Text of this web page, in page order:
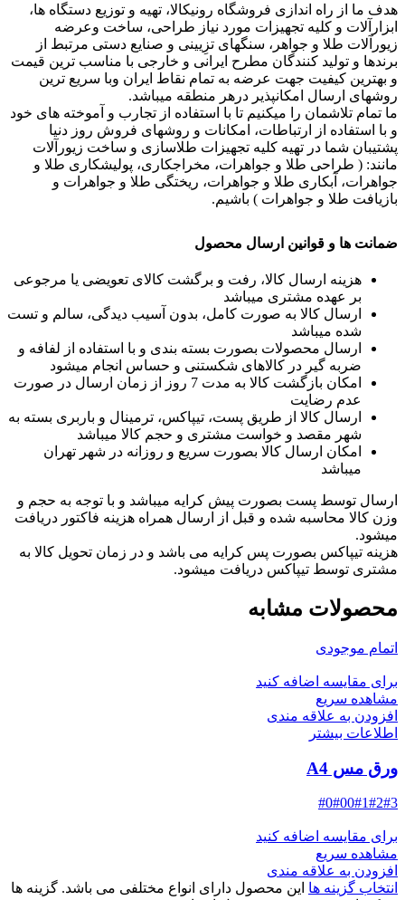
هدف ما از راه اندازی فروشگاه رونیکالا، تهیه و توزیع دستگاه ها،
ابزارآلات و کلیه تجهیزات مورد نیاز طراحی، ساخت وعرضه
زیورآلات طلا و جواهر، سنگهای تزِیینی و صنایع دستی مرتبط از
برندها و تولید کنندگان مطرح ایرانی و خارجی با مناسب ترین قیمت
و بهترین کیفیت جهت عرضه به تمام نقاط ایران وبا سریع ترین
روشهای ارسال امکانپذیر درهر منطقه میباشد.
ما تمام تلاشمان را میکنیم تا با استفاده از تجارب و آموخته های خود
و با استفاده از ارتباطات، امکانات و روشهای فروش روز دنیا
پشتیبان شما در تهیه کلیه تجهیزات طلاسازی و ساخت زیورآلات
مانند: ( طراحی طلا و جواهرات، مخراجکاری، پولیشکاری طلا و
جواهرات، آبکاری طلا و جواهرات، ریختگی طلا و جواهرات و
بازیافت طلا و جواهرات ) باشیم.
ضمانت ها و قوانین ارسال محصول
هزینه ارسال کالا، رفت و برگشت کالای تعویضی یا مرجوعی
بر عهده مشتری میباشد
ارسال کالا به صورت کامل، بدون آسیب دیدگی، سالم و تست
شده میباشد
ارسال محصولات بصورت بسته بندی و با استفاده از لفافه و
ضربه گیر در کالاهای شکستنی و حساس انجام میشود
امکان بازگشت کالا به مدت 7 روز از زمان ارسال در صورت
عدم رضایت
ارسال کالا از طریق پست، تیپاکس، ترمینال و باربری بسته به
شهر مقصد و خواست مشتری و حجم کالا میباشد
امکان ارسال کالا بصورت سریع و روزانه در شهر تهران
میباشد
ارسال توسط پست بصورت پیش کرایه میباشد و با توجه به حجم و
وزن کالا محاسبه شده و قبل از ارسال همراه هزینه فاکتور دریافت
میشود.
هزینه تیپاکس بصورت پس کرایه می باشد و در زمان تحویل کالا به
مشتری توسط تیپاکس دریافت میشود.
محصولات مشابه
اتمام موجودی
برای مقایسه اضافه کنید
مشاهده سریع
افزودن به علاقه مندی
اطلاعات بیشتر
ورق مس A4
#0#00#1#2#3
برای مقایسه اضافه کنید
مشاهده سریع
افزودن به علاقه مندی
انتخاب گزینه ها این محصول دارای انواع مختلفی می باشد. گزینه ها